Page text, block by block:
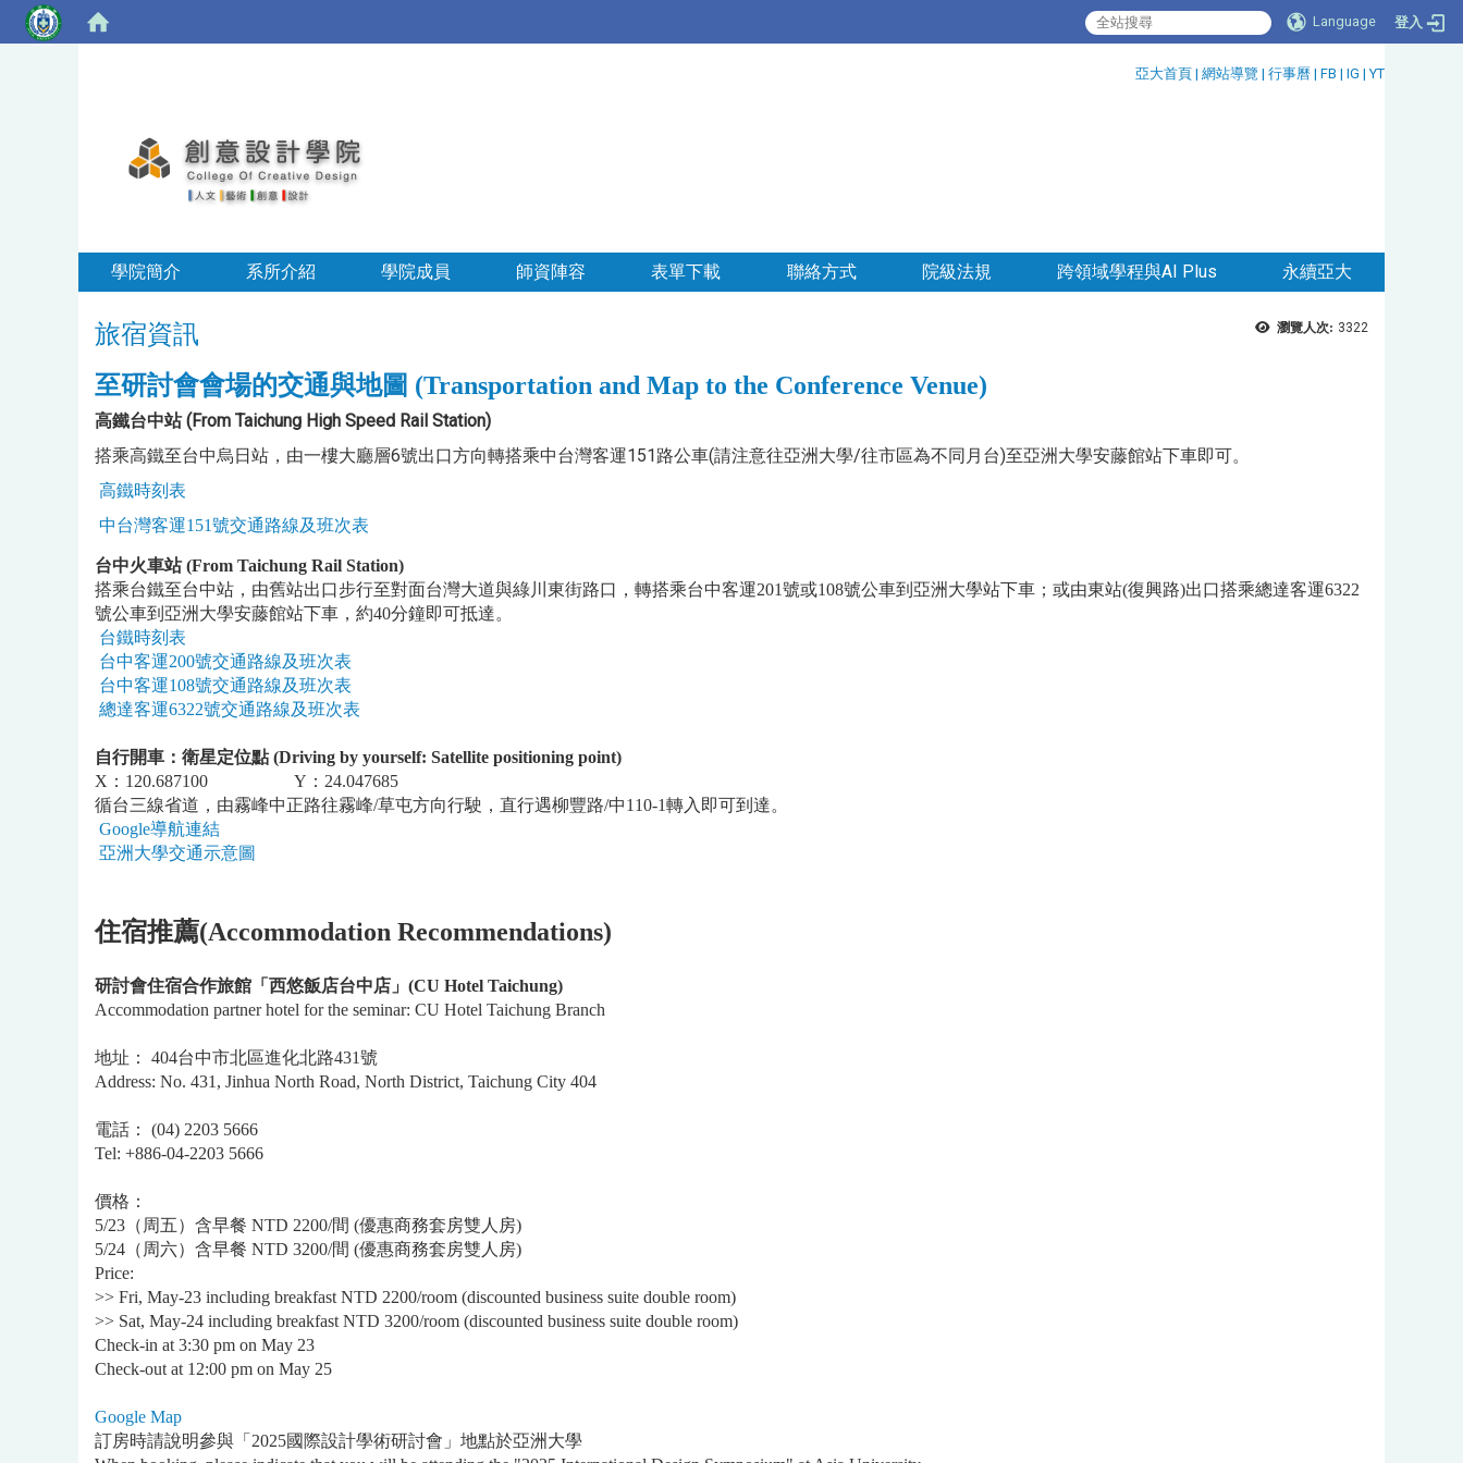
Language 登入
亞大首頁 | 網站導覽 | 行事曆 | FB | IG | YT
學院簡介 系所介紹 學院成員 師資陣容 表單下載 聯絡方式 院級法規 跨領域學程與AI Plus 永續亞大
瀏覽人次: 3322
旅宿資訊
至研討會會場的交通與地圖 (Transportation and Map to the Conference Venue)
高鐵台中站 (From Taichung High Speed ​​Rail Station)
搭乘高鐵至台中烏日站，由一樓大廳層6號出口方向轉搭乘中台灣客運151路公車(請注意往亞洲大學/往市區為不同月台)至亞洲大學安藤館站下車即可。
高鐵時刻表
中台灣客運151號交通路線及班次表
台中火車站 (From Taichung ​​Rail Station)
搭乘台鐵至台中站，由舊站出口步行至對面台灣大道與綠川東街路口，轉搭乘台中客運201號或108號公車到亞洲大學站下車；或由東站(復興路)出口搭乘總達客運6322
號公車到亞洲大學安藤館站下車，約40分鐘即可抵達。
台鐵時刻表
台中客運200號交通路線及班次表
台中客運108號交通路線及班次表
總達客運6322號交通路線及班次表
自行開車：衛星定位點 (Driving by yourself: Satellite positioning point)
X：120.687100 Y：24.047685
循台三線省道，由霧峰中正路往霧峰/草屯方向行駛，直行遇柳豐路/中110-1轉入即可到達。
Google導航連結
亞洲大學交通示意圖
住宿推薦(Accommodation Recommendations)
研討會住宿合作旅館「西悠飯店台中店」 (CU Hotel Taichung)
Accommodation partner hotel for the seminar: CU Hotel Taichung Branch
地址： 404台中市北區進化北路431號
Address: No. 431, Jinhua North Road, North District, Taichung City 404
電話： (04) 2203 5666
Tel: +886-04-2203 5666
價格：
5/23（周五）含早餐 NTD 2200/間 (優惠商務套房雙人房)
5/24（周六）含早餐 NTD 3200/間 (優惠商務套房雙人房)
Price:
>> Fri, May-23 including breakfast NTD 2200/room (discounted business suite double room)
>> Sat, May-24 including breakfast NTD 3200/room (discounted business suite double room)
Check-in at 3:30 pm on May 23
Check-out at 12:00 pm on May 25
Google Map
訂房時請說明參與「2025國際設計學術研討會」地點於亞洲大學